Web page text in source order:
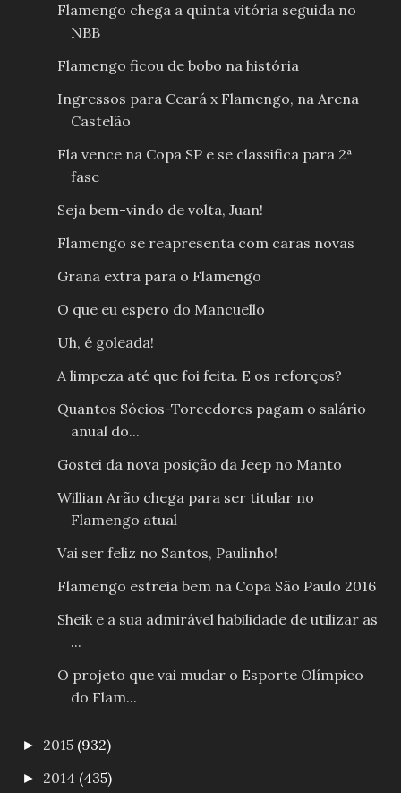
Flamengo chega a quinta vitória seguida no
NBB
Flamengo ficou de bobo na história
Ingressos para Ceará x Flamengo, na Arena
Castelão
Fla vence na Copa SP e se classifica para 2ª
fase
Seja bem-vindo de volta, Juan!
Flamengo se reapresenta com caras novas
Grana extra para o Flamengo
O que eu espero do Mancuello
Uh, é goleada!
A limpeza até que foi feita. E os reforços?
Quantos Sócios-Torcedores pagam o salário
anual do...
Gostei da nova posição da Jeep no Manto
Willian Arão chega para ser titular no
Flamengo atual
Vai ser feliz no Santos, Paulinho!
Flamengo estreia bem na Copa São Paulo 2016
Sheik e a sua admirável habilidade de utilizar as
...
O projeto que vai mudar o Esporte Olímpico
do Flam...
► 2015 (932)
► 2014 (435)